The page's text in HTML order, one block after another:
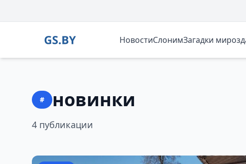
НовостиСлонимЗагадки
# новинки
4 публикации